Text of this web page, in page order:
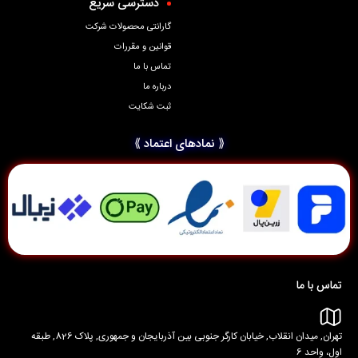
گارانتی محصولات شرکت
قوانین و مقررات
تماس با ما
درباره ما
ثبت شکایت
⟪ نمادهای اعتماد ⟫
تماس با ما
تهران, میدان انقلاب, خیابان کارگر جنوبی بین آذربایجان و جمهوری, پلاک 826, طبقه
اول، واحد 6